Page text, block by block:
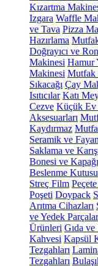
Kızartma
Izgara Waffle
ve Tava Pizza
Hazırlama Mutfak
Doğrayıcı ve
Makinesi Hamur
Makinesi Mutfak
Sıkacağı Çay
Isıtıcılar Katı
Cezve Küçük Ev
Aksesuarları
Kaydırmaz
Seramik ve
Saklama ve
Bonesi ve Kapağı
Beslenme Kutusu
Streç Film
Poşeti Doypack
Arıtma Cihazları
ve Yedek
Ürünleri Gıda
Kahvesi Kapsül
Tezgahları
Tezgahları